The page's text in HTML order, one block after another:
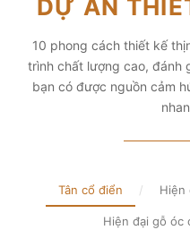
DỰ ÁN
10 phong cách thiết kế
trình chất lượng cao, đánh
bạn có được nguồn cảm
Tân cổ điển / Hiện
Hiện đại gỗ óc